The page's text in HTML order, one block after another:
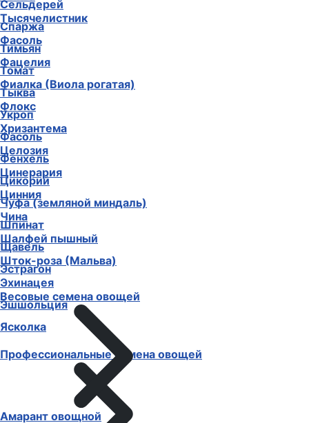
Тысячелистник
Фасоль
Фацелия
Фиалка (Виола рогатая)
Флокс
Хризантема
Целозия
Цинерария
Цинния
Чина
Шалфей пышный
Шток-роза (Мальва)
Эхинацея
Эшшольция
Ясколка
Профессиональные семена овощей
Сельдерей
Спаржа
Тимьян
Томат
Тыква
Укроп
Фасоль
Фенхель
Цикорий
Чуфа (земляной миндаль)
Шпинат
Щавель
Эстрагон
Весовые семена овощей
Амарант овощной